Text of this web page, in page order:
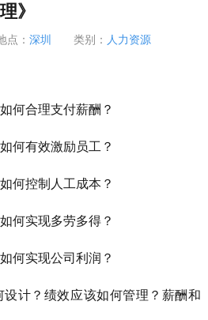
》
： 深圳 类别： 人力资源
合理支付薪酬？
有效激励员工？
控制人工成本？
实现多劳多得？
实现公司利润？
计？绩效应该如何管理？薪酬和